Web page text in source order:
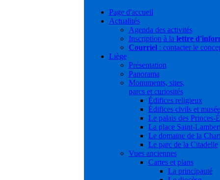
Page d'accueil
Actualités
Agenda des activités
Inscription à la lettre
Courriel: contacter le
Liège
Présentation
Panorama
Monuments, sites,
parcs et curiosités
Édifices religieux
Édifices civils et
Le palais des Princes-
La place Saint-
Le domaine de la
Le parc de la Citadelle
Vues anciennes
Cartes et plans
La principauté